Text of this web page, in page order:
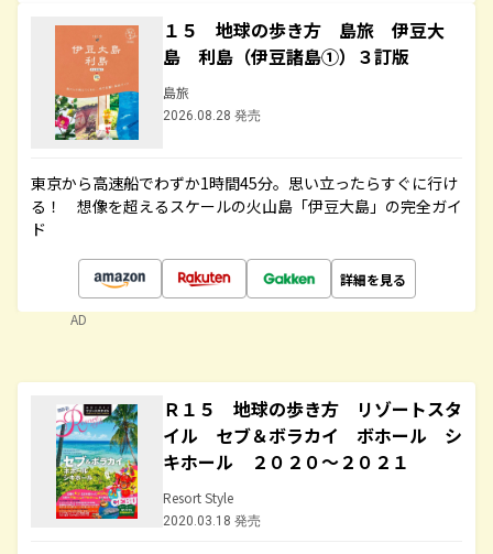
１５ 地球の歩き方 島旅 伊豆大
島 利島（伊豆諸島①）３訂版
島旅
2026.08.28 発売
東京から高速船でわずか1時間45分。思い立ったらすぐに行け
る！ 想像を超えるスケールの火山島「伊豆大島」の完全ガイ
ド
詳細を見る
AD
Ｒ１５ 地球の歩き方 リゾートスタ
イル セブ＆ボラカイ ボホール シ
キホール ２０２０～２０２１
Resort Style
2020.03.18 発売